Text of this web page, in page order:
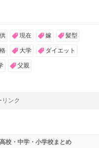
現在 嫁 髪型
大学 ダイエット
父親
ンク
校・中学・小学校まとめ